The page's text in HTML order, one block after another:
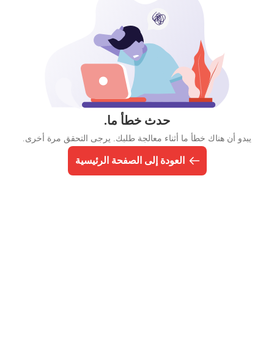
حدث خطأ ما.
يبدو أن هناك خطأ ما أثناء معالجة طلبك. يرجى التحقق مرة أخرى.
العودة إلى الصفحة الرئيسية